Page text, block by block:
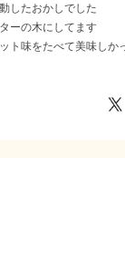
したおかしでした
ーの木にしてます
ト味をたべて美味し